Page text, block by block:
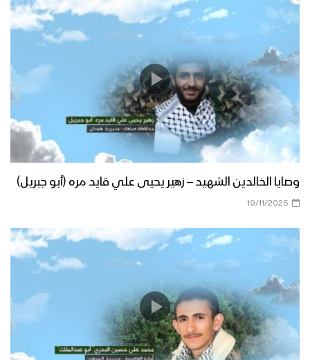
وصايا الخالدين الشهيد – زهير يحيى علي قايد مره (أبو جبريل)
19/11/2025